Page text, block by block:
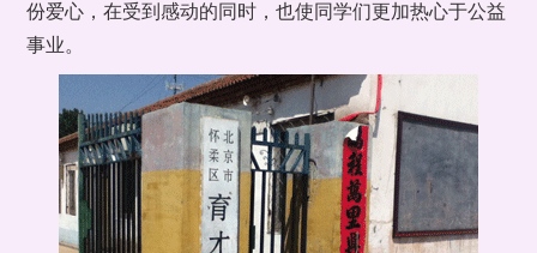
份爱心，在受到感动的同时，也使同学们更加热心于公益
事业。